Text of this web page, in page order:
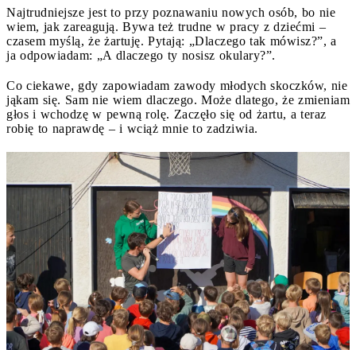
Najtrudniejsze jest to przy poznawaniu nowych osób, bo nie
wiem, jak zareagują. Bywa też trudne w pracy z dziećmi –
czasem myślą, że żartuję. Pytają: „Dlaczego tak mówisz?”, a
ja odpowiadam: „A dlaczego ty nosisz okulary?”.
Co ciekawe, gdy zapowiadam zawody młodych skoczków, nie
jąkam się. Sam nie wiem dlaczego. Może dlatego, że zmieniam
głos i wchodzę w pewną rolę. Zaczęło się od żartu, a teraz
robię to naprawdę – i wciąż mnie to zadziwia.